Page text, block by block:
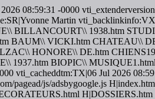
08:59:31 -0000
Martin
BILLANCOURT\\ 1938.htm
BAUM\\ VICKI.htm CHATEAU\\
HONORE\\ DE.htm
1937.htm BIOPIC\\
vti_cacheddtm:TX|06 Jul 2026
pagead/js/adsbygoogle.js
H|DOSSIERS.htm